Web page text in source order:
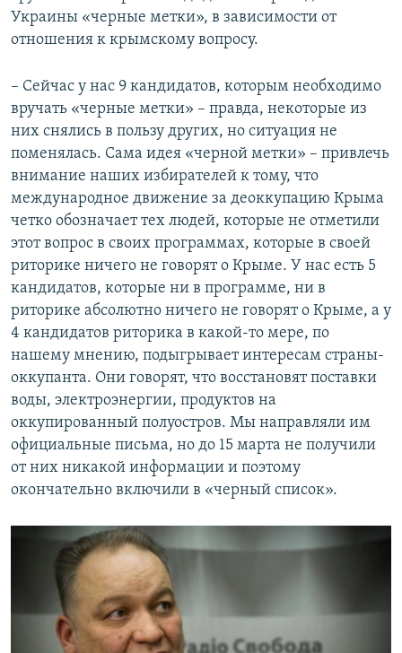
Украины «черные метки», в зависимости от
отношения к крымскому вопросу.
– Сейчас у нас 9 кандидатов, которым необходимо
вручать «черные метки» – правда, некоторые из
них снялись в пользу других, но ситуация не
поменялась. Сама идея «черной метки» – привлечь
внимание наших избирателей к тому, что
международное движение за деоккупацию Крыма
четко обозначает тех людей, которые не отметили
этот вопрос в своих программах, которые в своей
риторике ничего не говорят о Крыме. У нас есть 5
кандидатов, которые ни в программе, ни в
риторике абсолютно ничего не говорят о Крыме, а у
4 кандидатов риторика в какой-то мере, по
нашему мнению, подыгрывает интересам страны-
оккупанта. Они говорят, что восстановят поставки
воды, электроэнергии, продуктов на
оккупированный полуостров. Мы направляли им
официальные письма, но до 15 марта не получили
от них никакой информации и поэтому
окончательно включили в «черный список».